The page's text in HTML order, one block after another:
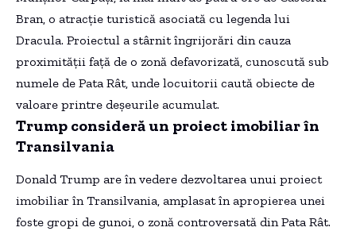
Bran, o atracție turistică asociată cu legenda lui
Dracula. Proiectul a stârnit îngrijorări din cauza
proximității față de o zonă defavorizată, cunoscută sub
numele de Pata Rât, unde locuitorii caută obiecte de
valoare printre deșeurile acumulat.
Trump consideră un proiect imobiliar în
Transilvania
Donald Trump are în vedere dezvoltarea unui proiect
imobiliar în Transilvania, amplasat în apropierea unei
foste gropi de gunoi, o zonă controversată din Pata Rât.